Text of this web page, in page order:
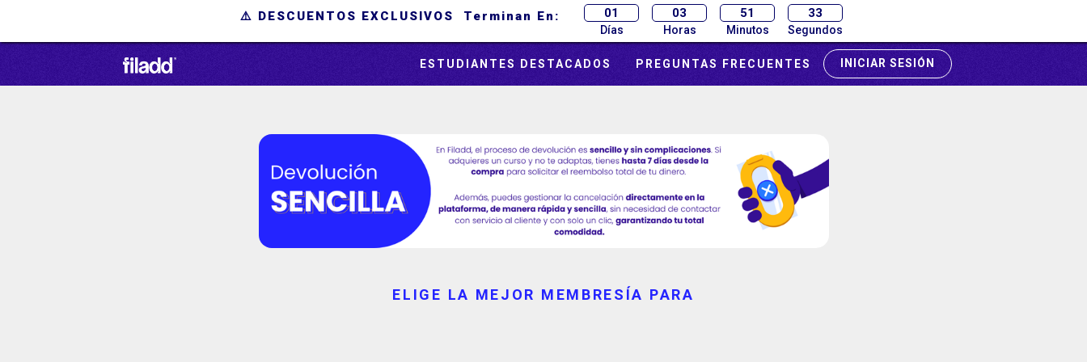
⚠️ DESCUENTOS EXCLUSIVOS Terminan En: 01
Días
03
Horas
51
Minutos
32
Segundos
ESTUDIANTES DESTACADOS PREGUNTAS FRECUENTES INICIAR SESIÓN
ELIGE LA MEJOR MEMBRESÍA PARA